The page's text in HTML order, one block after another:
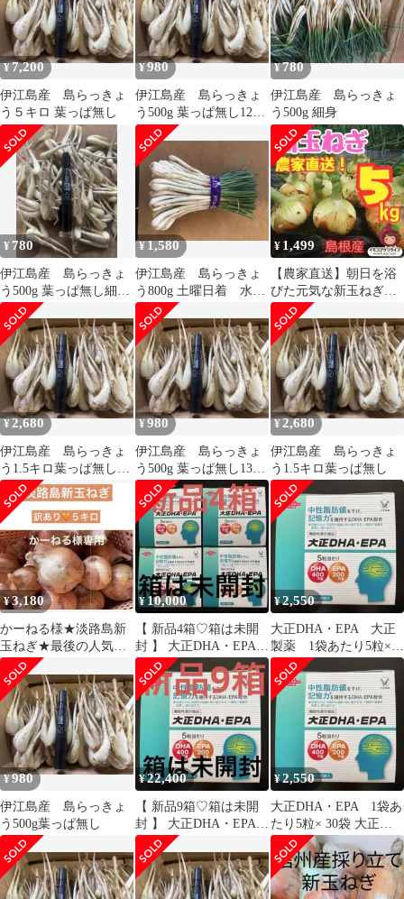
¥7,200
伊江島産 島らっきょ
う５キロ 葉っぱ無し
¥980
伊江島産 島らっきょ
う500g 葉っぱ無し12日
発送
¥780
伊江島産 島らっきょ
う500g 細身
¥ 780
伊江島産 島らっきょ
う500g 葉っぱ無し細
身 12日発送予定
¥1,580
伊江島産 島らっきょ
う800g 土曜日着 水曜
日夜発送
¥ 1,499
【農家直送】朝日を浴
びた元気な新玉ねぎ！
たっぷり5kg（80サイ
ズ）
¥2,680
伊江島産 島らっきょ
う1.5キロ葉っぱ無し
12日発送予定
¥980
伊江島産 島らっきょ
う500g 葉っぱ無し13日
発送予定
¥2,680
伊江島産 島らっきょ
う1.5キロ葉っぱ無し
¥3,180
かーねる様★淡路島新
玉ねぎ★最後の人気品
種★５キロ★訳あり★
フレッシュ★甘い
¥ 10,000
【 新品4箱♡箱は未開
封 】 大正DHA・EPA
＊ 大正製薬 ＊
¥2,550
大正DHA・EPA 大正
製薬 1袋あたり5粒×
30袋
¥980
伊江島産 島らっきょ
う500g葉っぱ無し
¥22,400
【 新品9箱♡箱は未開
封 】 大正DHA・EPA
＊ 大正製薬 ＊
¥2,550
大正DHA・EPA 1袋あ
たり5粒× 30袋 大正製
薬